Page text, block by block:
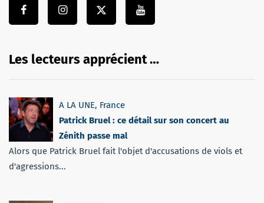
Les lecteurs apprécient …
A LA UNE, France
Patrick Bruel : ce détail sur son concert au
Zénith passe mal
Alors que Patrick Bruel fait l'objet d'accusations de viols et
d'agressions...